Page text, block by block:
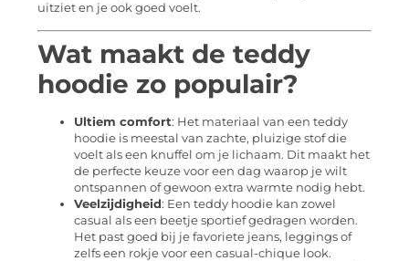
uitziet en je ook goed voelt.
Wat maakt de teddy
hoodie zo populair?
Ultiem comfort: Het materiaal van een teddy
hoodie is meestal van zachte, pluizige stof die
voelt als een knuffel om je lichaam. Dit maakt het
de perfecte keuze voor een dag waarop je wilt
ontspannen of gewoon extra warmte nodig hebt.
Veelzijdigheid: Een teddy hoodie kan zowel
casual als een beetje sportief gedragen worden.
Het past goed bij je favoriete jeans, leggings of
zelfs een rokje voor een casual-chique look.